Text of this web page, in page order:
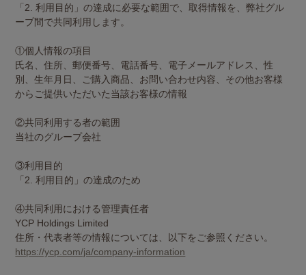
「2. 利用目的」の達成に必要な範囲で、取得情報を、弊社グル
ープ間で共同利用します。
①個人情報の項目
氏名、住所、郵便番号、電話番号、電子メールアドレス、性
別、生年月日、ご購入商品、お問い合わせ内容、その他お客様
からご提供いただいた当該お客様の情報
②共同利用する者の範囲
当社のグループ会社
③利用目的
「2. 利用目的」の達成のため
④共同利用における管理責任者
YCP Holdings Limited
住所・代表者等の情報については、以下をご参照ください。
https://ycp.com/ja/company-information